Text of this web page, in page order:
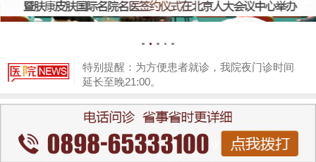
特别提醒：为方便患者就诊，我院夜门诊时间
延长至晚21:00。